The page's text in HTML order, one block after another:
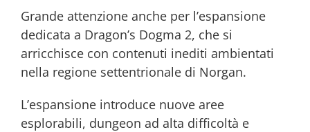
Grande attenzione anche per l’espansione
dedicata a Dragon’s Dogma 2, che si
arricchisce con contenuti inediti ambientati
nella regione settentrionale di Norgan.
L’espansione introduce nuove aree
esplorabili, dungeon ad alta difficoltà e